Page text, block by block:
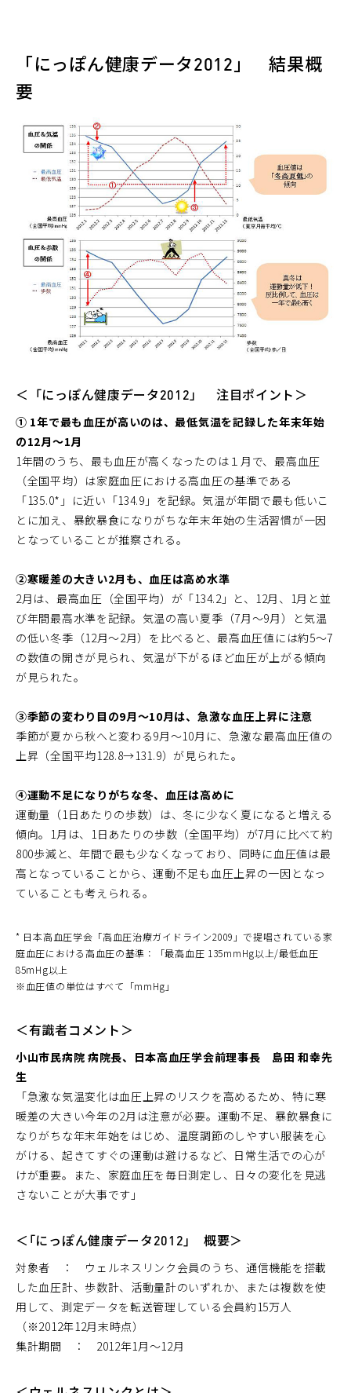
「にっぽん健康データ2012」 結果概
要
＜「にっぽん健康データ2012」 注目ポイント＞
① 1年で最も血圧が高いのは、最低気温を記録した年末年始
の12月～1月
1年間のうち、最も血圧が高くなったのは１月で、最高血圧
（全国平均）は家庭血圧における高血圧の基準である
「135.0*」に近い「134.9」を記録。気温が年間で最も低いこ
とに加え、暴飲暴食になりがちな年末年始の生活習慣が一因
となっていることが推察される。
②寒暖差の大きい2月も、血圧は高め水準
2月は、最高血圧（全国平均）が「134.2」と、12月、1月と並
び年間最高水準を記録。気温の高い夏季（7月～9月）と気温
の低い冬季（12月～2月）を比べると、最高血圧値には約5～7
の数値の開きが見られ、気温が下がるほど血圧が上がる傾向
が見られた。
③季節の変わり目の9月～10月は、急激な血圧上昇に注意
季節が夏から秋へと変わる9月～10月に、急激な最高血圧値の
上昇（全国平均128.8→131.9）が見られた。
④運動不足になりがちな冬、血圧は高めに
運動量（1日あたりの歩数）は、冬に少なく夏になると増える
傾向。1月は、1日あたりの歩数（全国平均）が7月に比べて約
800歩減と、年間で最も少なくなっており、同時に血圧値は最
高となっていることから、運動不足も血圧上昇の一因となっ
ていることも考えられる。
* 日本高血圧学会「高血圧治療ガイドライン2009」で提唱されている家
庭血圧における高血圧の基準：「最高血圧 135mmHg以上/最低血圧
85mHg以上
※血圧値の単位はすべて「mmHg」
＜有識者コメント＞
小山市民病院 病院長、日本高血圧学会前理事長 島田 和幸先
生
「急激な気温変化は血圧上昇のリスクを高めるため、特に寒
暖差の大きい今年の2月は注意が必要。運動不足、暴飲暴食に
なりがちな年末年始をはじめ、温度調節のしやすい服装を心
がける、起きてすぐの運動は避けるなど、日常生活での心が
けが重要。また、家庭血圧を毎日測定し、日々の変化を見逃
さないことが大事です」
＜｢にっぽん健康データ2012｣ 概要＞
対象者 ： ウェルネスリンク会員のうち、通信機能を搭載
した血圧計、歩数計、活動量計のいずれか、または複数を使
用して、測定データを転送管理している会員約15万人
（※2012年12月末時点）
集計期間 ： 2012年1月～12月